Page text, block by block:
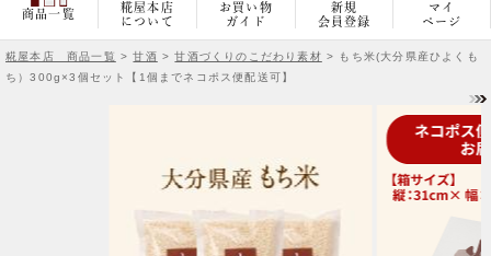
商品一覧
糀屋本店
について
お買い物
ガイド
新規
会員登録
マイ
ページ
糀屋本店 商品一覧 >甘酒 >甘酒づくりのこだわり素材 > もち米(大分県産ひよくも
ち）300g×3個セット【1個までネコポス便配送可】